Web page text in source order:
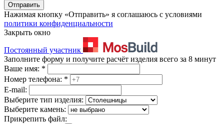
Отправить
Нажимая кнопку «Отправить» я соглашаюсь с условиями
политики конфиденциальности
Закрыть окно
Постоянный участник
Заполните форму и получите расчёт изделия всего за 8 минут
Ваше имя: *
Номер телефона: *
E-mail:
Выберите тип изделия:
Выберите камень:
Прикрепить файл: